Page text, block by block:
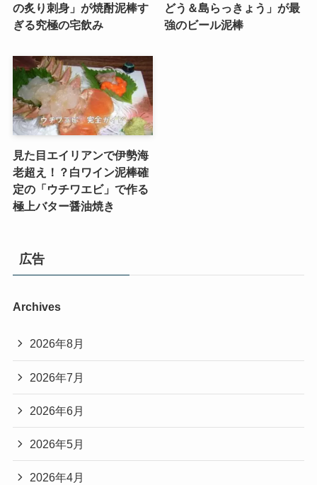
の炙り刺身」が焼酎泥棒す
ぎる究極の宅飲み
どう＆島らっきょう」が最
強のビール泥棒
見た目エイリアンで伊勢海
老超え！？白ワイン泥棒確
定の「ウチワエビ」で作る
極上バター醤油焼き
広告
Archives
2026年8月
2026年7月
2026年6月
2026年5月
2026年4月